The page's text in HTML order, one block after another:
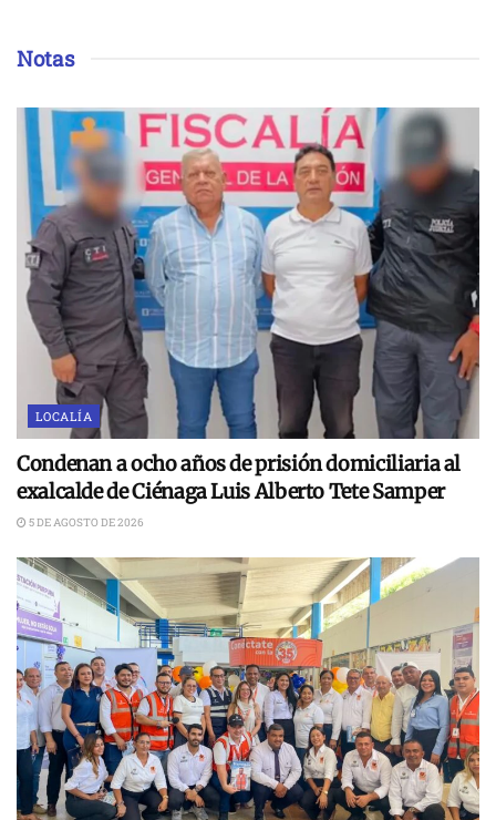
Notas
LOCALÍA
Condenan a ocho años de prisión domiciliaria al
exalcalde de Ciénaga Luis Alberto Tete Samper
5 DE AGOSTO DE 2026